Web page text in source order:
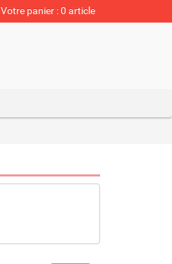
Votre panier : 0 article